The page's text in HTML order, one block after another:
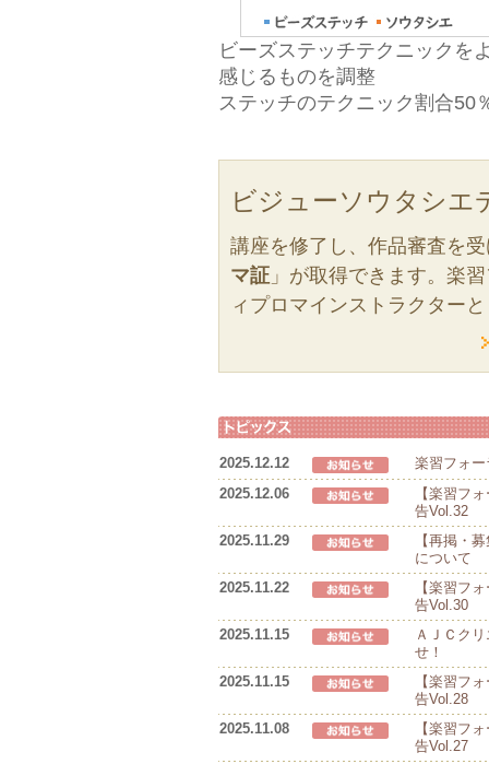
ビーズステッチテクニックを
感じるものを調整
ステッチのテクニック割合50
ビジューソウタシエ
講座を修了し、作品審査を
マ証 」が取得できます。楽
ィプロマインストラクター
2025.12.12
楽習フォ
2025.12.06
【楽習フ
告Vol.32
2025.11.29
【再掲・
について
2025.11.22
【楽習フ
告Vol.30
2025.11.15
ＡＪＣク
せ！
2025.11.15
【楽習フ
告Vol.28
2025.11.08
【楽習フ
告Vol.27